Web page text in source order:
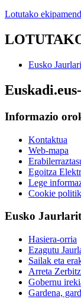
Lotutako
Eusko
Informazio
Kontaktua
Web-mapa
Egoitza
Lege
Cookie
Eusko
Hasiera-orria
Ezagutu
Sailak eta
Arreta
Gobernu
Gardena,